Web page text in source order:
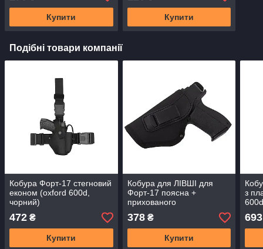
Купити Купити
Подібні товари компанії
Кобура Форт-17 стегновий
економ (oxford 600d,
чорний)
472 ₴
Купити
Кобура для ЛІВШІ для
Форт-17 поясна +
прихованого
внутрішньобрючного
носіння на скобі (oxford
600d/ шкіра, чорна)
378₴
Купити
з
693